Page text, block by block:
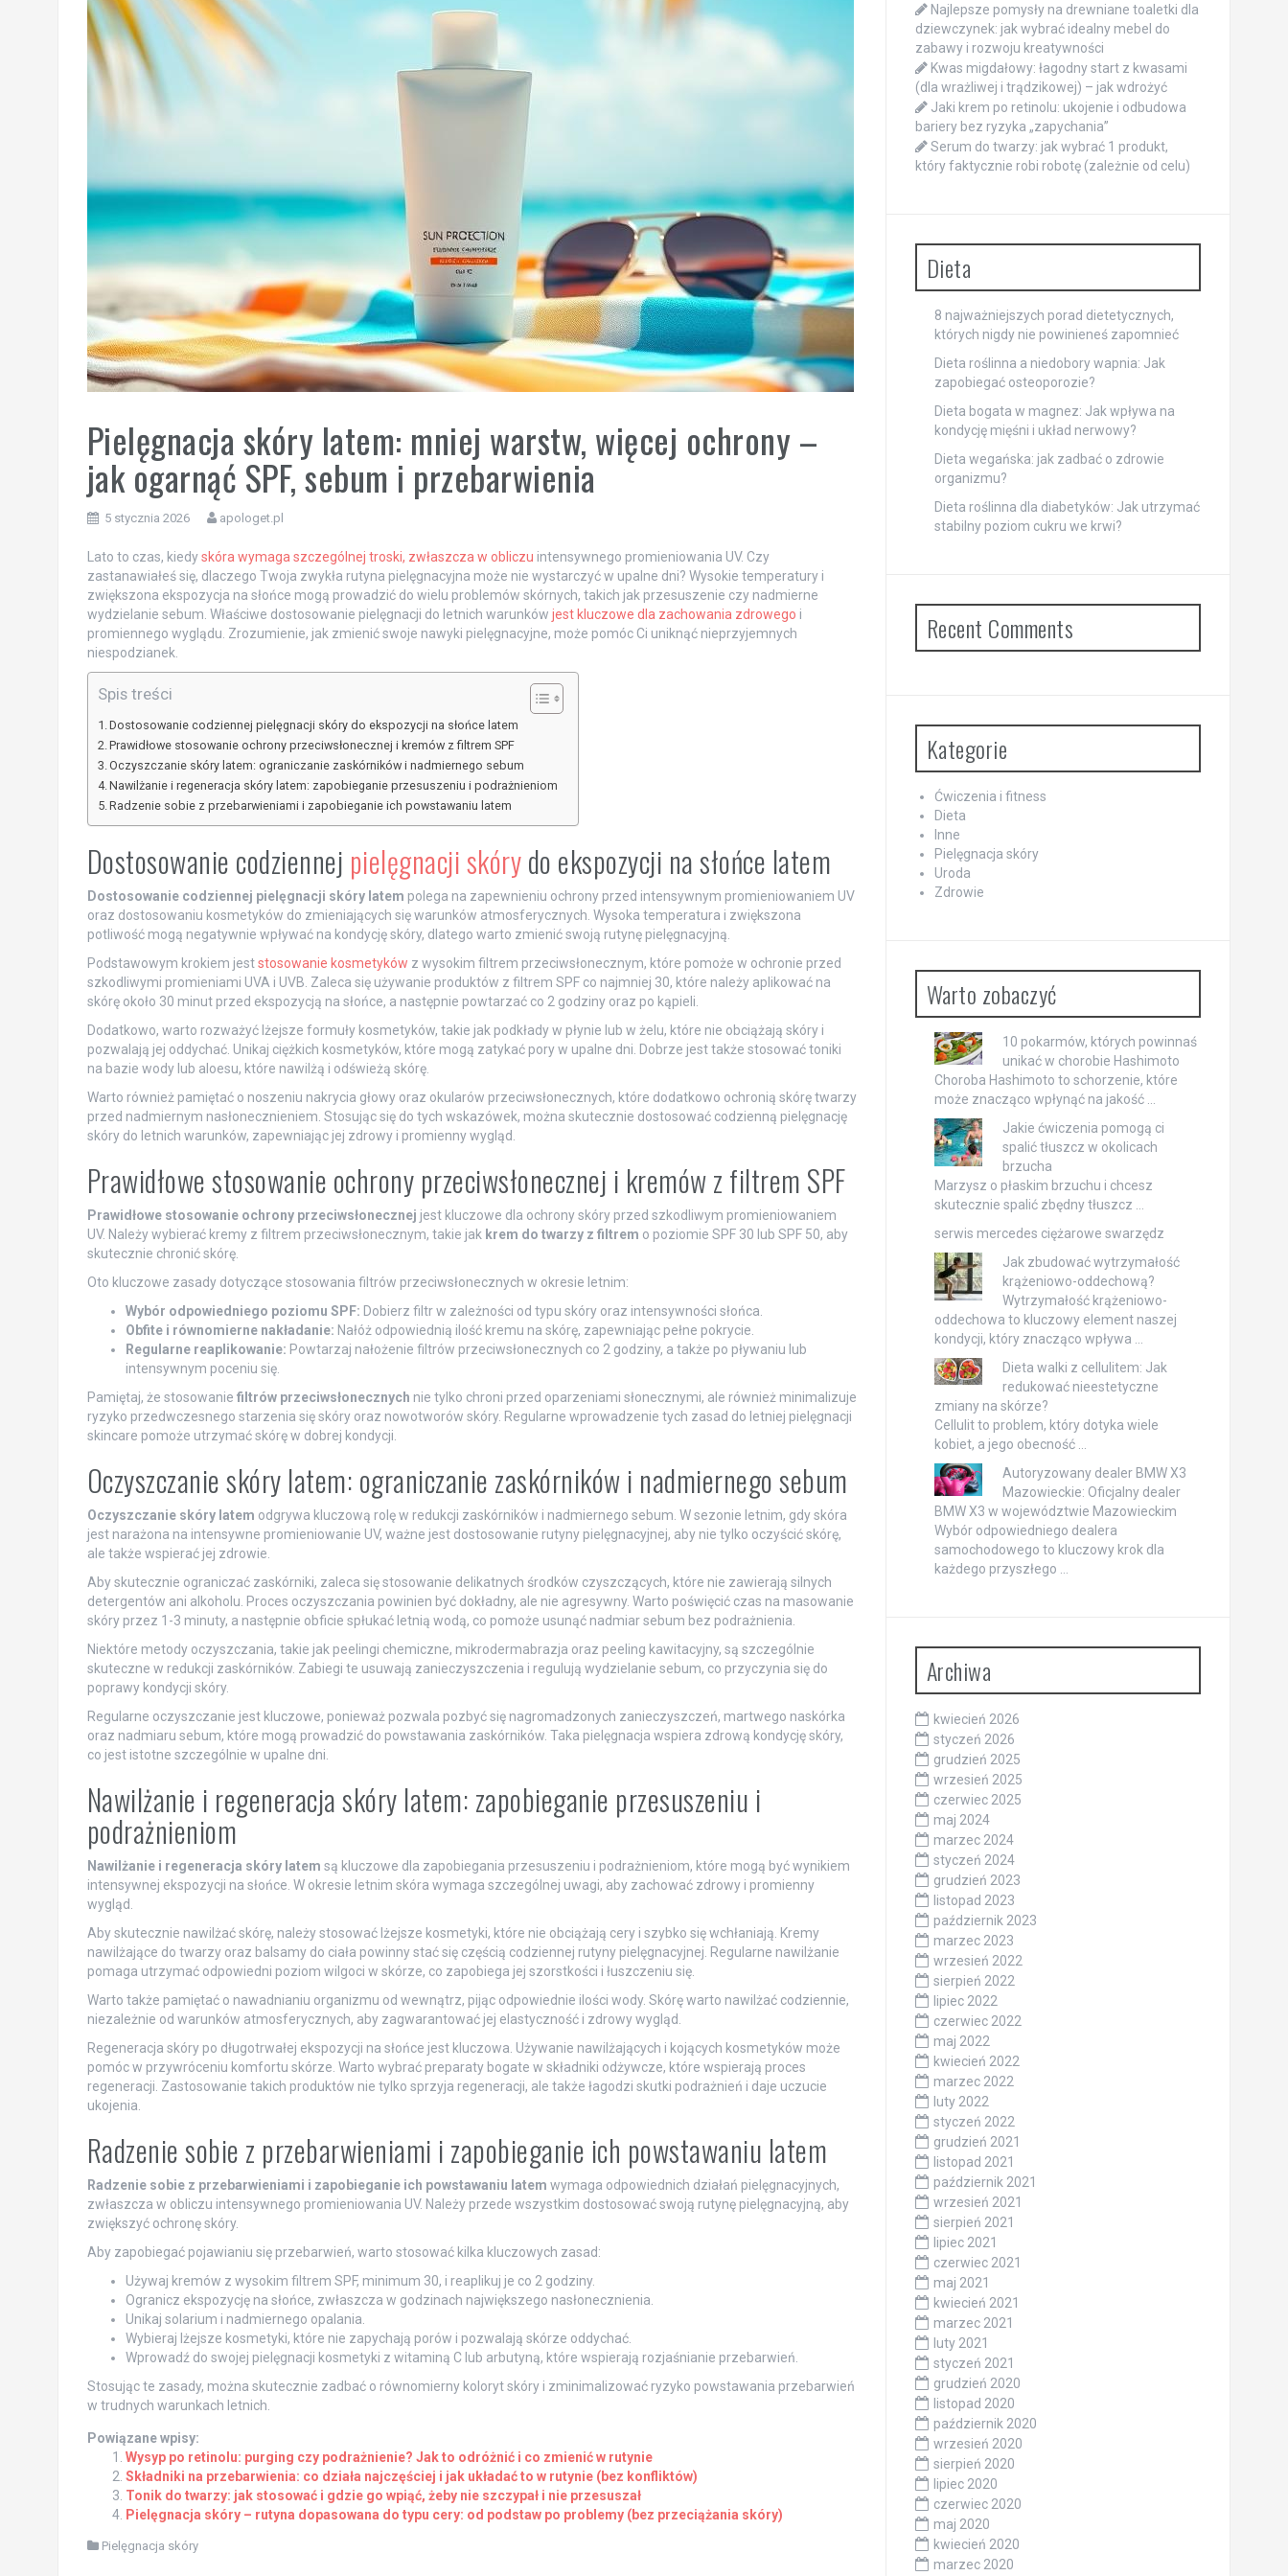
Pielęgnacja skóry latem: mniej warstw, więcej ochrony –
jak ogarnąć SPF, sebum i przebarwienia
5 stycznia 2026 apologet.pl
Lato to czas, kiedyskóra wymaga szczególnej troski, zwłaszcza w obliczu intensywnego promieniowania UV. Czy
zastanawiałeś się, dlaczego Twoja zwykła rutyna pielęgnacyjna może nie wystarczyć w upalne dni? Wysokie temperatury i
zwiększona ekspozycja na słońce mogą prowadzić do wielu problemów skórnych, takich jak przesuszenie czy nadmierne
wydzielanie sebum. Właściwe dostosowanie pielęgnacji do letnich warunków jest kluczowe dla zachowania zdrowego i
promiennego wyglądu. Zrozumienie, jak zmienić swoje nawyki pielęgnacyjne, może pomóc Ci uniknąć nieprzyjemnych
niespodzianek.
Spis treści
Dostosowanie codziennej pielęgnacji skóry do ekspozycji na słońce latem
Prawidłowe stosowanie ochrony przeciwsłonecznej i kremów z filtrem SPF
Oczyszczanie skóry latem: ograniczanie zaskórników i nadmiernego sebum
Nawilżanie i regeneracja skóry latem: zapobieganie przesuszeniu i podrażnieniom
Radzenie sobie z przebarwieniami i zapobieganie ich powstawaniu latem
Dostosowanie codziennej pielęgnacji skórydo ekspozycji na słońce latem
Dostosowanie codziennej pielęgnacji skóry latem polega na zapewnieniu ochrony przed intensywnym promieniowaniem UV
oraz dostosowaniu kosmetyków do zmieniających się warunków atmosferycznych. Wysoka temperatura i zwiększona
potliwość mogą negatywnie wpływać na kondycję skóry, dlatego warto zmienić swoją rutynę pielęgnacyjną.
Podstawowym krokiem jeststosowanie kosmetyków z wysokim filtrem przeciwsłonecznym, które pomoże w ochronie przed
szkodliwymi promieniami UVA i UVB. Zaleca się używanie produktów z filtrem SPF co najmniej 30, które należy aplikować na
skórę około 30 minut przed ekspozycją na słońce, a następnie powtarzać co 2 godziny oraz po kąpieli.
Dodatkowo, warto rozważyć lżejsze formuły kosmetyków, takie jak podkłady w płynie lub w żelu, które nie obciążają skóry i
pozwalają jej oddychać. Unikaj ciężkich kosmetyków, które mogą zatykać pory w upalne dni. Dobrze jest także stosować toniki
na bazie wody lub aloesu, które nawilżą i odświeżą skórę.
Warto również pamiętać o noszeniu nakrycia głowy oraz okularów przeciwsłonecznych, które dodatkowo ochronią skórę twarzy
przed nadmiernym nasłonecznieniem. Stosując się do tych wskazówek, można skutecznie dostosować codzienną pielęgnację
skóry do letnich warunków, zapewniając jej zdrowy i promienny wygląd.
Prawidłowe stosowanie ochrony przeciwsłonecznej i kremów z filtrem SPF
Prawidłowe stosowanie ochrony przeciwsłonecznej jest kluczowe dla ochrony skóry przed szkodliwym promieniowaniem
UV. Należy wybierać kremy z filtrem przeciwsłonecznym, takie jak krem do twarzy z filtrem o poziomie SPF 30 lub SPF 50, aby
skutecznie chronić skórę.
Oto kluczowe zasady dotyczące stosowania filtrów przeciwsłonecznych w okresie letnim:
Wybór odpowiedniego poziomu SPF: Dobierz filtr w zależności od typu skóry oraz intensywności słońca.
Obfite i równomierne nakładanie: Nałóż odpowiednią ilość kremu na skórę, zapewniając pełne pokrycie.
Regularne reaplikowanie: Powtarzaj nałożenie filtrów przeciwsłonecznych co 2 godziny, a także po pływaniu lub
intensywnym poceniu się.
Pamiętaj, że stosowanie filtrów przeciwsłonecznych nie tylko chroni przed oparzeniami słonecznymi, ale również minimalizuje
ryzyko przedwczesnego starzenia się skóry oraz nowotworów skóry. Regularne wprowadzenie tych zasad do letniej pielęgnacji
skincare pomoże utrzymać skórę w dobrej kondycji.
Oczyszczanie skóry latem: ograniczanie zaskórników i nadmiernego sebum
Oczyszczanie skóry latem odgrywa kluczową rolę w redukcji zaskórników i nadmiernego sebum. W sezonie letnim, gdy skóra
jest narażona na intensywne promieniowanie UV, ważne jest dostosowanie rutyny pielęgnacyjnej, aby nie tylko oczyścić skórę,
ale także wspierać jej zdrowie.
Aby skutecznie ograniczać zaskórniki, zaleca się stosowanie delikatnych środków czyszczących, które nie zawierają silnych
detergentów ani alkoholu. Proces oczyszczania powinien być dokładny, ale nie agresywny. Warto poświęcić czas na masowanie
skóry przez 1-3 minuty, a następnie obficie spłukać letnią wodą, co pomoże usunąć nadmiar sebum bez podrażnienia.
Niektóre metody oczyszczania, takie jak peelingi chemiczne, mikrodermabrazja oraz peeling kawitacyjny, są szczególnie
skuteczne w redukcji zaskórników. Zabiegi te usuwają zanieczyszczenia i regulują wydzielanie sebum, co przyczynia się do
poprawy kondycji skóry.
Regularne oczyszczanie jest kluczowe, ponieważ pozwala pozbyć się nagromadzonych zanieczyszczeń, martwego naskórka
oraz nadmiaru sebum, które mogą prowadzić do powstawania zaskórników. Taka pielęgnacja wspiera zdrową kondycję skóry,
co jest istotne szczególnie w upalne dni.
Nawilżanie i regeneracja skóry latem: zapobieganie przesuszeniu i
podrażnieniom
Nawilżanie i regeneracja skóry latem są kluczowe dla zapobiegania przesuszeniu i podrażnieniom, które mogą być wynikiem
intensywnej ekspozycji na słońce. W okresie letnim skóra wymaga szczególnej uwagi, aby zachować zdrowy i promienny
wygląd.
Aby skutecznie nawilżać skórę, należy stosować lżejsze kosmetyki, które nie obciążają cery i szybko się wchłaniają. Kremy
nawilżające do twarzy oraz balsamy do ciała powinny stać się częścią codziennej rutyny pielęgnacyjnej. Regularne nawilżanie
pomaga utrzymać odpowiedni poziom wilgoci w skórze, co zapobiega jej szorstkości i łuszczeniu się.
Warto także pamiętać o nawadnianiu organizmu od wewnątrz, pijąc odpowiednie ilości wody. Skórę warto nawilżać codziennie,
niezależnie od warunków atmosferycznych, aby zagwarantować jej elastyczność i zdrowy wygląd.
Regeneracja skóry po długotrwałej ekspozycji na słońce jest kluczowa. Używanie nawilżających i kojących kosmetyków może
pomóc w przywróceniu komfortu skórze. Warto wybrać preparaty bogate w składniki odżywcze, które wspierają proces
regeneracji. Zastosowanie takich produktów nie tylko sprzyja regeneracji, ale także łagodzi skutki podrażnień i daje uczucie
ukojenia.
Radzenie sobie z przebarwieniami i zapobieganie ich powstawaniu latem
Radzenie sobie z przebarwieniami i zapobieganie ich powstawaniu latem wymaga odpowiednich działań pielęgnacyjnych,
zwłaszcza w obliczu intensywnego promieniowania UV. Należy przede wszystkim dostosować swoją rutynę pielęgnacyjną, aby
zwiększyć ochronę skóry.
Aby zapobiegać pojawianiu się przebarwień, warto stosować kilka kluczowych zasad:
Używaj kremów z wysokim filtrem SPF, minimum 30, i reaplikuj je co 2 godziny.
Ogranicz ekspozycję na słońce, zwłaszcza w godzinach największego nasłonecznienia.
Unikaj solarium i nadmiernego opalania.
Wybieraj lżejsze kosmetyki, które nie zapychają porów i pozwalają skórze oddychać.
Wprowadź do swojej pielęgnacji kosmetyki z witaminą C lub arbutyną, które wspierają rozjaśnianie przebarwień.
Stosując te zasady, można skutecznie zadbać o równomierny koloryt skóry i zminimalizować ryzyko powstawania przebarwień
w trudnych warunkach letnich.
Powiązane wpisy:
Wysyp po retinolu: purging czy podrażnienie? Jak to odróżnić i co zmienić w rutynie
Składniki na przebarwienia: co działa najczęściej i jak układać to w rutynie (bez konfliktów)
Tonik do twarzy: jak stosować i gdzie go wpiąć, żeby nie szczypał i nie przesuszał
Pielęgnacja skóry – rutyna dopasowana do typu cery: od podstaw po problemy (bez przeciążania skóry)
Pielęgnacja skóry
Najlepsze pomysły na drewniane toaletki dla
dziewczynek: jak wybrać idealny mebel do
zabawy i rozwoju kreatywności
Kwas migdałowy: łagodny start z kwasami
(dla wrażliwej i trądzikowej) – jak wdrożyć
Jaki krem po retinolu: ukojenie i odbudowa
bariery bez ryzyka „zapychania”
Serum do twarzy: jak wybrać 1 produkt,
który faktycznie robi robotę (zależnie od celu)
Dieta
8 najważniejszych porad dietetycznych,
których nigdy nie powinieneś zapomnieć
Dieta roślinna a niedobory wapnia: Jak
zapobiegać osteoporozie?
Dieta bogata w magnez: Jak wpływa na
kondycję mięśni i układ nerwowy?
Dieta wegańska: jak zadbać o zdrowie
organizmu?
Dieta roślinna dla diabetyków: Jak utrzymać
stabilny poziom cukru we krwi?
Recent Comments
Kategorie
Ćwiczenia i fitness
Dieta
Inne
Pielęgnacja skóry
Uroda
Zdrowie
Warto zobaczyć
10 pokarmów, których powinnaś
unikać w chorobie Hashimoto
Choroba Hashimoto to schorzenie, które
może znacząco wpłynąć na jakość …
Jakie ćwiczenia pomogą ci
spalić tłuszcz w okolicach
brzucha
Marzysz o płaskim brzuchu i chcesz
skutecznie spalić zbędny tłuszcz …
serwis mercedes ciężarowe swarzędz
Jak zbudować wytrzymałość
krążeniowo-oddechową?
Wytrzymałość krążeniowo-
oddechowa to kluczowy element naszej
kondycji, który znacząco wpływa …
Dieta walki z cellulitem: Jak
redukować nieestetyczne
zmiany na skórze?
Cellulit to problem, który dotyka wiele
kobiet, a jego obecność …
Autoryzowany dealer BMW X3
Mazowieckie: Oficjalny dealer
BMW X3 w województwie Mazowieckim
Wybór odpowiedniego dealera
samochodowego to kluczowy krok dla
każdego przyszłego …
Archiwa
kwiecień 2026
styczeń 2026
grudzień 2025
wrzesień 2025
czerwiec 2025
maj 2024
marzec 2024
styczeń 2024
grudzień 2023
listopad 2023
październik 2023
marzec 2023
wrzesień 2022
sierpień 2022
lipiec 2022
czerwiec 2022
maj 2022
kwiecień 2022
marzec 2022
luty 2022
styczeń 2022
grudzień 2021
listopad 2021
październik 2021
wrzesień 2021
sierpień 2021
lipiec 2021
czerwiec 2021
maj 2021
kwiecień 2021
marzec 2021
luty 2021
styczeń 2021
grudzień 2020
listopad 2020
październik 2020
wrzesień 2020
sierpień 2020
lipiec 2020
czerwiec 2020
maj 2020
kwiecień 2020
marzec 2020